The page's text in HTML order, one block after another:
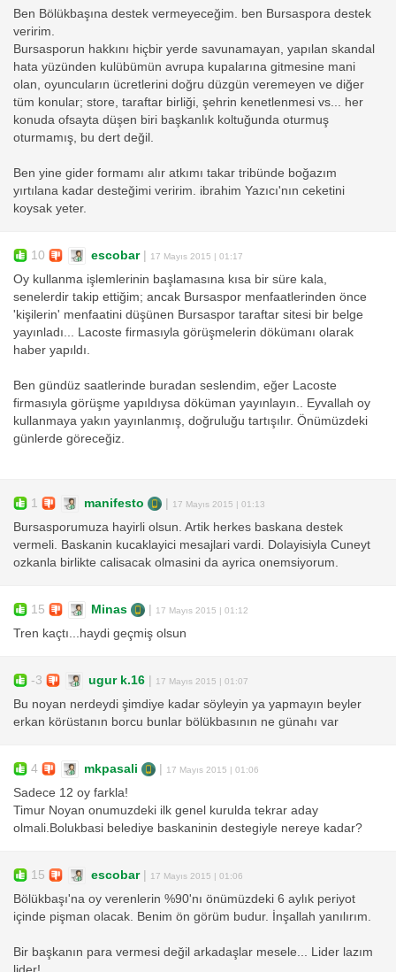
Ben Bölükbaşına destek vermeyeceğim. ben Bursaspora destek
veririm.
Bursasporun hakkını hiçbir yerde savunamayan, yapılan skandal
hata yüzünden kulübümün avrupa kupalarına gitmesine mani
olan, oyuncuların ücretlerini doğru düzgün veremeyen ve diğer
tüm konular; store, taraftar birliği, şehrin kenetlenmesi vs... her
konuda ofsayta düşen biri başkanlık koltuğunda oturmuş
oturmamış, bu dert değil.
Ben yine gider formamı alır atkımı takar tribünde boğazım
yırtılana kadar desteğimi veririm. ibrahim Yazıcı'nın ceketini
koysak yeter.
10 escobar| 17 Mayıs 2015 | 01:17
Oy kullanma işlemlerinin başlamasına kısa bir süre kala,
senelerdir takip ettiğim; ancak Bursaspor menfaatlerinden önce
'kişilerin' menfaatini düşünen Bursaspor taraftar sitesi bir belge
yayınladı... Lacoste firmasıyla görüşmelerin dökümanı olarak
haber yapıldı.
Ben gündüz saatlerinde buradan seslendim, eğer Lacoste
firmasıyla görüşme yapıldıysa döküman yayınlayın.. Eyvallah oy
kullanmaya yakın yayınlanmış, doğruluğu tartışılır. Önümüzdeki
günlerde göreceğiz.
1 manifesto 17 Mayıs 2015 | 01:13
Bursasporumuza hayirli olsun. Artik herkes baskana destek
vermeli. Baskanin kucaklayici mesajlari vardi. Dolayisiyla Cuneyt
ozkanla birlikte calisacak olmasini da ayrica onemsiyorum.
15 Minas 17 Mayıs 2015 | 01:12
Tren kaçtı...haydi geçmiş olsun
-3 ugur k.16 17 Mayıs 2015 | 01:07
Bu noyan nerdeydi şimdiye kadar söyleyin ya yapmayın beyler
erkan körüstanın borcu bunlar bölükbasının ne günahı var
4 mkpasali 17 Mayıs 2015 | 01:06
Sadece 12 oy farkla!
Timur Noyan onumuzdeki ilk genel kurulda tekrar aday
olmali.Bolukbasi belediye baskaninin destegiyle nereye kadar?
15 escobar| 17 Mayıs 2015 | 01:06
Bölükbaşı'na oy verenlerin %90'nı önümüzdeki 6 aylık periyot
içinde pişman olacak. Benim ön görüm budur. İnşallah yanılırım.
Bir başkanın para vermesi değil arkadaşlar mesele... Lider lazım